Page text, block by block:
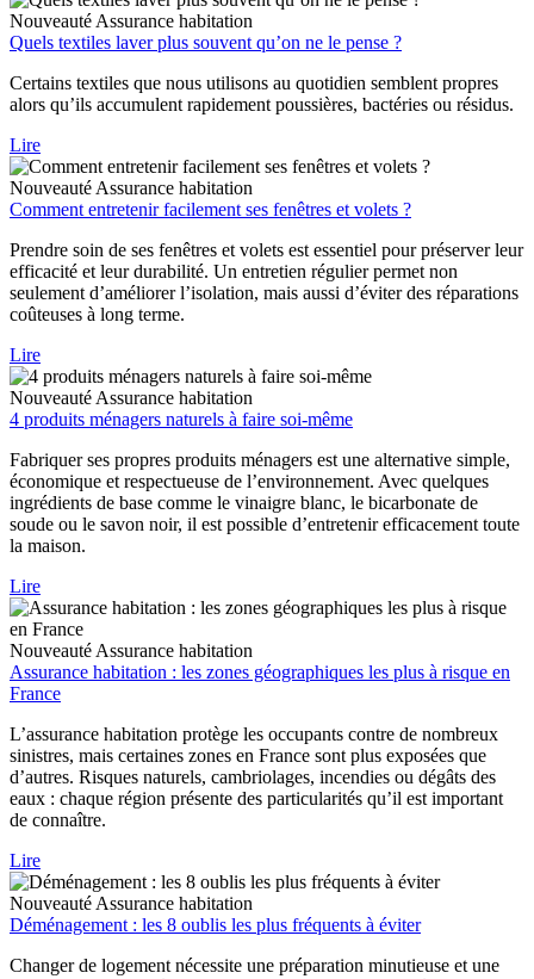
Nouveauté Assurance habitation
Quels textiles laver plus souvent qu’on ne le pense ?
Certains textiles que nous utilisons au quotidien semblent propres
alors qu’ils accumulent rapidement poussières, bactéries ou résidus.
Lire
Nouveauté Assurance habitation
Comment entretenir facilement ses fenêtres et volets ?
Prendre soin de ses fenêtres et volets est essentiel pour préserver leur
efficacité et leur durabilité. Un entretien régulier permet non
seulement d’améliorer l’isolation, mais aussi d’éviter des réparations
coûteuses à long terme.
Lire
Nouveauté Assurance habitation
4 produits ménagers naturels à faire soi-même
Fabriquer ses propres produits ménagers est une alternative simple,
économique et respectueuse de l’environnement. Avec quelques
ingrédients de base comme le vinaigre blanc, le bicarbonate de
soude ou le savon noir, il est possible d’entretenir efficacement toute
la maison.
Lire
Nouveauté Assurance habitation
Assurance habitation : les zones géographiques les plus à risque en
France
L’assurance habitation protège les occupants contre de nombreux
sinistres, mais certaines zones en France sont plus exposées que
d’autres. Risques naturels, cambriolages, incendies ou dégâts des
eaux : chaque région présente des particularités qu’il est important
de connaître.
Lire
Nouveauté Assurance habitation
Déménagement : les 8 oublis les plus fréquents à éviter
Changer de logement nécessite une préparation minutieuse et une